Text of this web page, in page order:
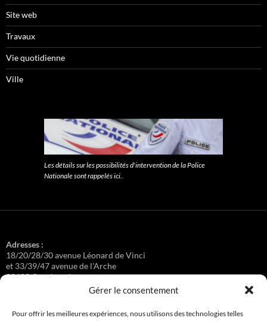
Gérer le consentement
Pour offrir les meilleures expériences, nous utilisons des technologies telles
Site web
Travaux
Vie quotidienne
Ville
Les détails sur les possibilités d'intervention de la Police
Nationale sont rappelés ici..
Adresses :
18/20/28/30 avenue Léonard de Vinci
et 33/39/47 avenue de l'Arche
92400 Courbevoie